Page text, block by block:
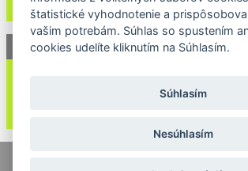
NEWSLETTER
štatistické vyhodnotenie a
vašim potrebám. Súhlas so spustením
cookies udelíte kliknutím na Súhlasím.
Súhlasím
Nesúhlasím